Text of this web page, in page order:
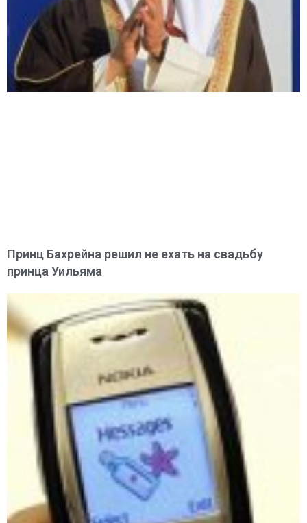
Принц Бахрейна решил не ехать на свадьбу
принца Уильяма